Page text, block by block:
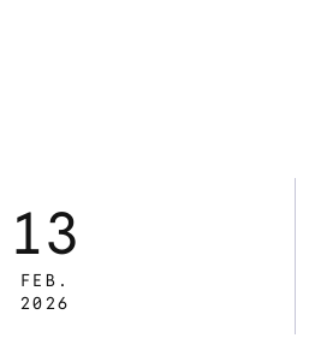
13
FEB.
2026